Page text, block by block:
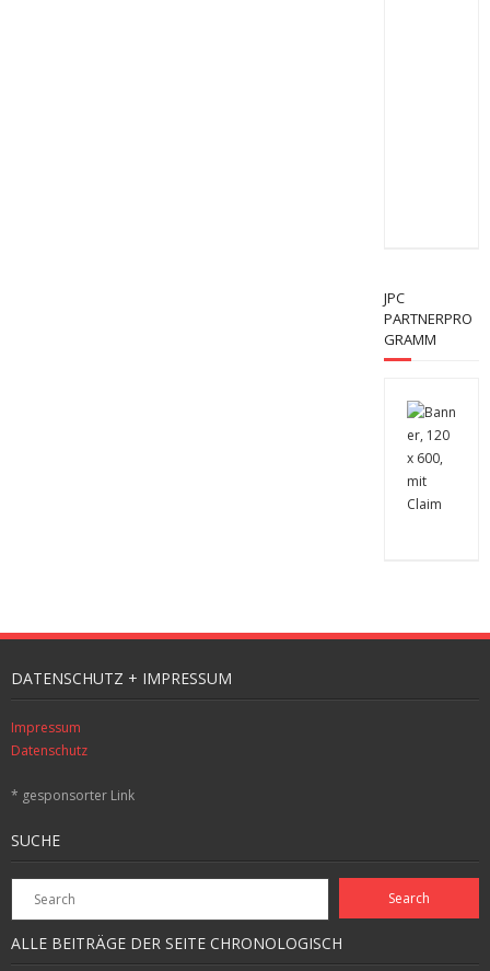
JPC
PARTNERPRO
GRAMM
DATENSCHUTZ + IMPRESSUM
Impressum
Datenschutz
* gesponsorter Link
SUCHE
ALLE BEITRÄGE DER SEITE CHRONOLOGISCH